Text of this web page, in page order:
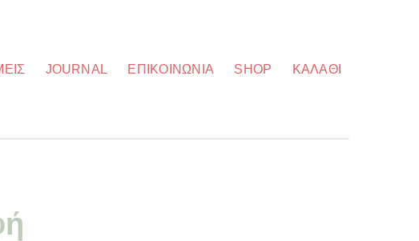
JOURNAL ΕΠΙΚΟΙΝΩΝΊΑ SHOP ΚΑΛΆΘΙ